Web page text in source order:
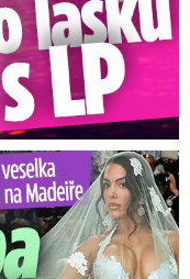
Svatba plná zákazů!